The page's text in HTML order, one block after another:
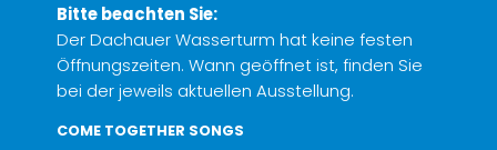
Bitte beachten Sie:
Der Dachauer Wasserturm hat keine festen
Öffnungszeiten. Wann geöffnet ist, finden Sie
bei der jeweils aktuellen Ausstellung.
COME TOGETHER SONGS